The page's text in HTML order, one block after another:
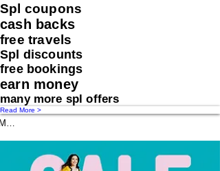
Spl coupons
cash backs
free travels
Spl discounts
free bookings
earn money
many more spl offers
Read More >
us